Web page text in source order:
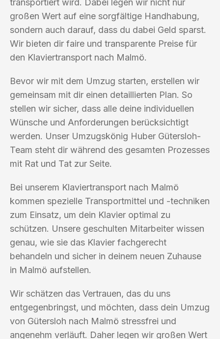
transportiert wird. Dabei legen wir nicht nur
großen Wert auf eine sorgfältige Handhabung,
sondern auch darauf, dass du dabei Geld sparst.
Wir bieten dir faire und transparente Preise für
den Klaviertransport nach Malmö.
Bevor wir mit dem Umzug starten, erstellen wir
gemeinsam mit dir einen detaillierten Plan. So
stellen wir sicher, dass alle deine individuellen
Wünsche und Anforderungen berücksichtigt
werden. Unser Umzugskönig Huber Gütersloh-
Team steht dir während des gesamten Prozesses
mit Rat und Tat zur Seite.
Bei unserem Klaviertransport nach Malmö
kommen spezielle Transportmittel und -techniken
zum Einsatz, um dein Klavier optimal zu
schützen. Unsere geschulten Mitarbeiter wissen
genau, wie sie das Klavier fachgerecht
behandeln und sicher in deinem neuen Zuhause
in Malmö aufstellen.
Wir schätzen das Vertrauen, das du uns
entgegenbringst, und möchten, dass dein Umzug
von Gütersloh nach Malmö stressfrei und
angenehm verläuft. Daher legen wir großen Wert